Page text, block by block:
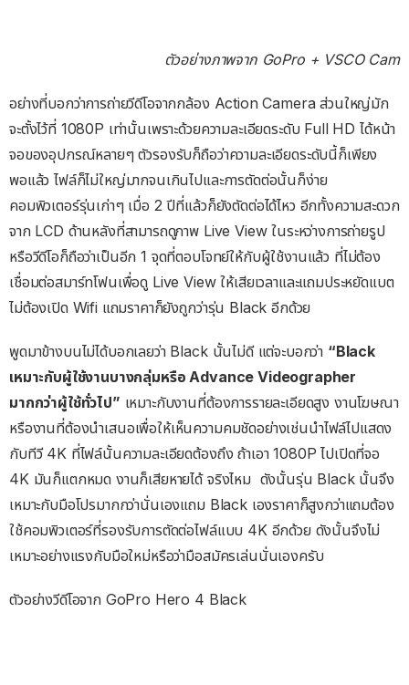
ตัวอย่างภาพจาก GoPro + VSCO Cam
อย่างที่บอกว่าการถ่ายวีดีโอจากกล้อง Action Camera ส่วนใหญ่มัก
จะตั้งไว้ที่ 1080P เท่านั้นเพราะด้วยความละเอียดระดับ Full HD ได้หน้า
จอของอุปกรณ์หลายๆ ตัวรองรับก็ถือว่าความละเอียดระดับนี้ก็เพียง
พอแล้ว ไฟล์ก็ไม่ใหญ่มากจนเกินไปและการตัดต่อนั้นก็ง่าย
คอมพิวเตอร์รุ่นเก่าๆ เมื่อ 2 ปีที่แล้วก็ยังตัดต่อได้ไหว อีกทั้งความสะดวก
จาก LCD ด้านหลังที่สามารถดูภาพ Live View ในระหว่างการถ่ายรูป
หรือวีดีโอก็ถือว่าเป็นอีก 1 จุดที่ตอบโจทย์ให้กับผู้ใช้งานแล้ว ที่ไม่ต้อง
เชื่อมต่อสมาร์ทโฟนเพื่อดู Live View ให้เสียเวลาและแถมประหยัดแบต
ไม่ต้องเปิด Wifi แถมราคาก็ยังถูกว่ารุ่น Black อีกด้วย
พูดมาข้างบนไม่ได้บอกเลยว่า Black นั้นไม่ดี แต่จะบอกว่า “Black
เหมาะกับผู้ใช้งานบางกลุ่มหรือ Advance Videographer
มากกว่าผู้ใช้ทั่วไป” เหมาะกับงานที่ต้องการรายละเอียดสูง งานโฆษณา
หรืองานที่ต้องนำเสนอเพื่อให้เห็นความคมชัดอย่างเช่นนำไฟล์ไปแสดง
กับทีวี 4K ที่ไฟล์นั้นความละเอียดต้องถึง ถ้าเอา 1080P ไปเปิดที่จอ
4K มันก็แตกหมด งานก็เสียหายได้ จริงไหม ดังนั้นรุ่น Black นั้นจึง
เหมาะกับมือโปรมากกว่านั่นเองแถม Black เองราคาก็สูงกว่าแถมต้อง
ใช้คอมพิวเตอร์ที่รองรับการตัดต่อไฟล์แบบ 4K อีกด้วย ดังนั้นจึงไม่
เหมาะอย่างแรงกับมือใหม่หรือว่ามือสมัครเล่นนั่นเองครับ
ตัวอย่างวีดีโอจาก GoPro Hero 4 Black